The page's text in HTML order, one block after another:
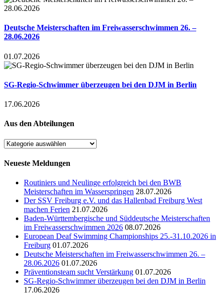
Deutsche Meisterschaften im Freiwasserschwimmen 26. –
28.06.2026
01.07.2026
SG-Regio-Schwimmer überzeugen bei den DJM in Berlin
17.06.2026
Aus den Abteilungen
Aus
Abteilungen
Neueste Meldungen
Routiniers und Neulinge erfolgreich bei den BWB
Meisterschaften im Wasserspringen 28.07.2026
Der SSV Freiburg e.V. und das Hallenbad Freiburg West
machen Ferien 21.07.2026
Baden-Württembergische und Süddeutsche Meisterschaften
im Freiwasserschwimmen 2026 08.07.2026
European Deaf Swimming Championships 25.-31.10.2026 in
Freiburg 01.07.2026
Deutsche Meisterschaften im Freiwasserschwimmen 26. –
28.06.2026 01.07.2026
Präventionsteam sucht Verstärkung 01.07.2026
SG-Regio-Schwimmer überzeugen bei den DJM in Berlin
17.06.2026